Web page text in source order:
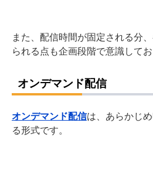
また、配信時間が固定される分
られる点も企画段階で意識してお
オンデマンド配信
オンデマンド配信は、あらかじ
る形式です。